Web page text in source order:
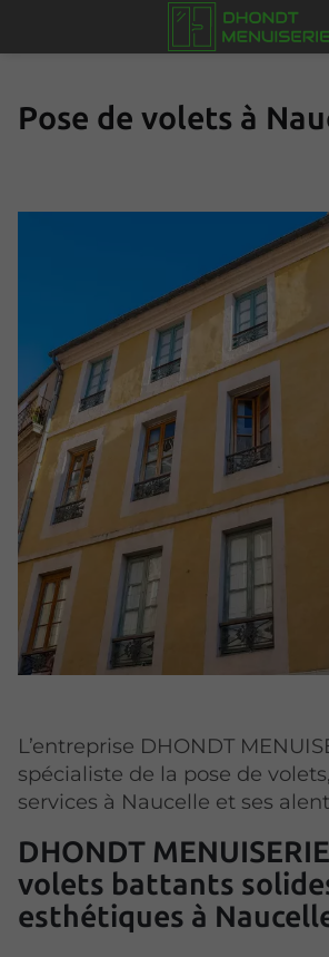
Pose de volets à
L’entreprise DHONDT
spécialiste de la pose de
services à Naucelle et ses
DHONDT
volets battants
esthétiques à